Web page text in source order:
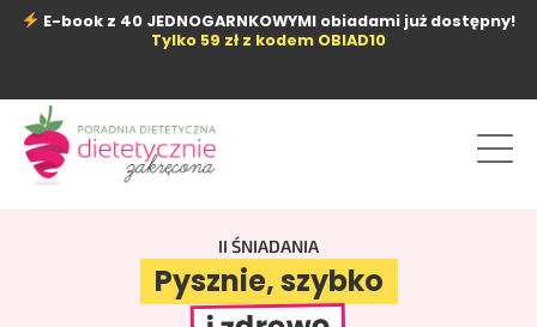
PrzejdźE-book z 40 JEDNOGARNKOWYMI obiadami już dostępny!
Tylko 59 zł z kodem OBIAD10
II ŚNIADANIA
Pysznie, szybko